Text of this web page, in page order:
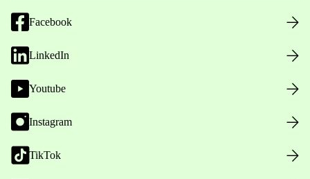
Facebook
LinkedIn
Youtube
Instagram
TikTok